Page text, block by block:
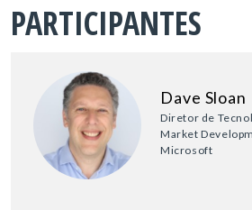
PARTICIPANTES
Dave Sloan
Diretor de
Market
Microsoft